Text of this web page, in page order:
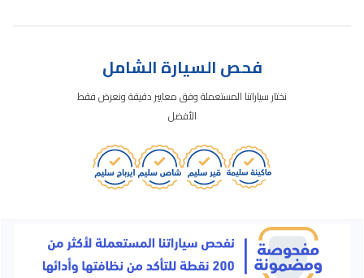
فحص السيارة الشامل
نختار سياراتنا المستعملة وفق معايير دقيقة ونعرض فقط
الأفضل